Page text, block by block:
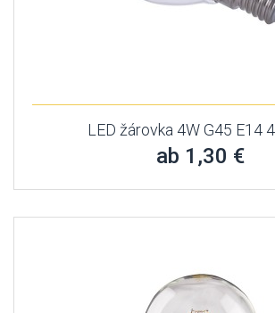
LED žárovka 4W G45 E14
ab 1,30 €